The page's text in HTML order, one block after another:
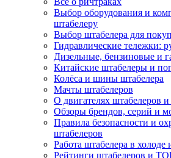
Выбор оборудования и
штабелеру
Выбор штабелера для
Гидравлические тележки:
Дизельные, бензиновые и
Китайские штабелеры и
Колёса и шины штабелера
Мачты штабелеров
О двигателях штабелеров и
Обзоры брендов, серий и
Правила безопасности и
штабелеров
Работа штабелера в холоде
Рейтинги штабелеров и